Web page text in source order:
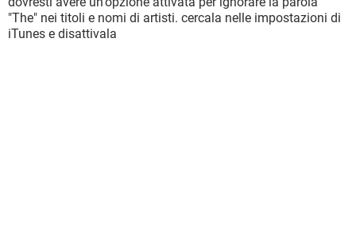
"The" nei titoli e nomi di artisti. cercala nelle impostazioni di
iTunes e disattivala